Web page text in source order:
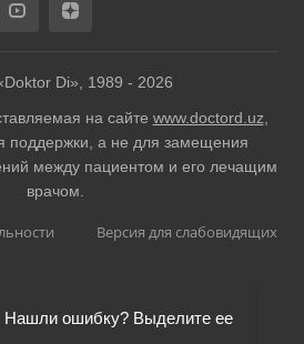
Di», 1989 - 2026
на сайте www.doctord.uz
поддержки, а не для замещения
между пациентом и его лечащим
врачом.
Версия для слабовидящих
Нашли ошибку? Выделите ее